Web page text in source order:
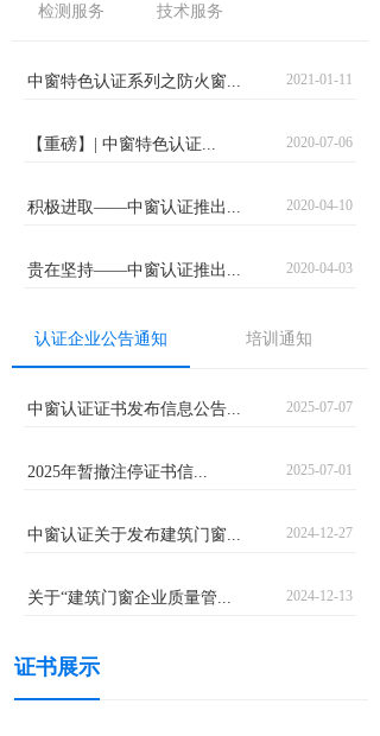
检测服务 技术服务
中窗特色认证系列之防火窗... 2021-01-11
【重磅】| 中窗特色认证... 2020-07-06
积极进取——中窗认证推出... 2020-04-10
贵在坚持——中窗认证推出... 2020-04-03
认证企业公告通知 培训通知
中窗认证证书发布信息公告... 2025-07-07
2025年暂撤注停证书信... 2025-07-01
中窗认证关于发布建筑门窗... 2024-12-27
关于“建筑门窗企业质量管... 2024-12-13
证书展示